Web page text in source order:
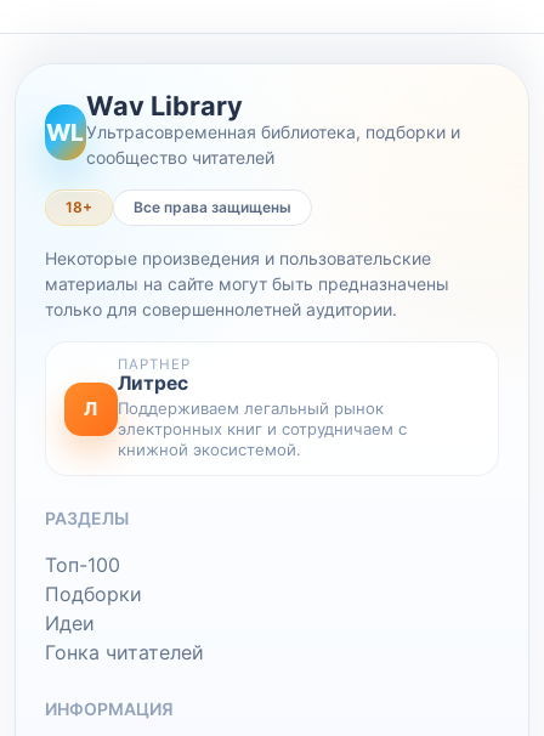
WL
Wav Library
Ультрасовременная библиотека, подборки и
сообщество читателей
18+ Все права защищены
Некоторые произведения и пользовательские
материалы на сайте могут быть предназначены
только для совершеннолетней аудитории.
Л
ПАРТНЕР
Литрес
Поддерживаем легальный рынок
электронных книг и сотрудничаем с
книжной экосистемой.
РАЗДЕЛЫ
Топ-100
Подборки
Идеи
Гонка читателей
ИНФОРМАЦИЯ